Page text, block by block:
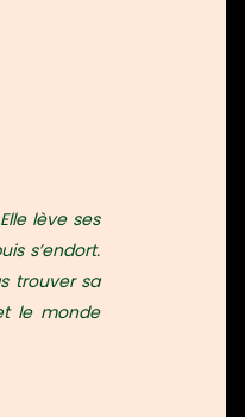
lève ses
s’endort.
trouver sa
le monde